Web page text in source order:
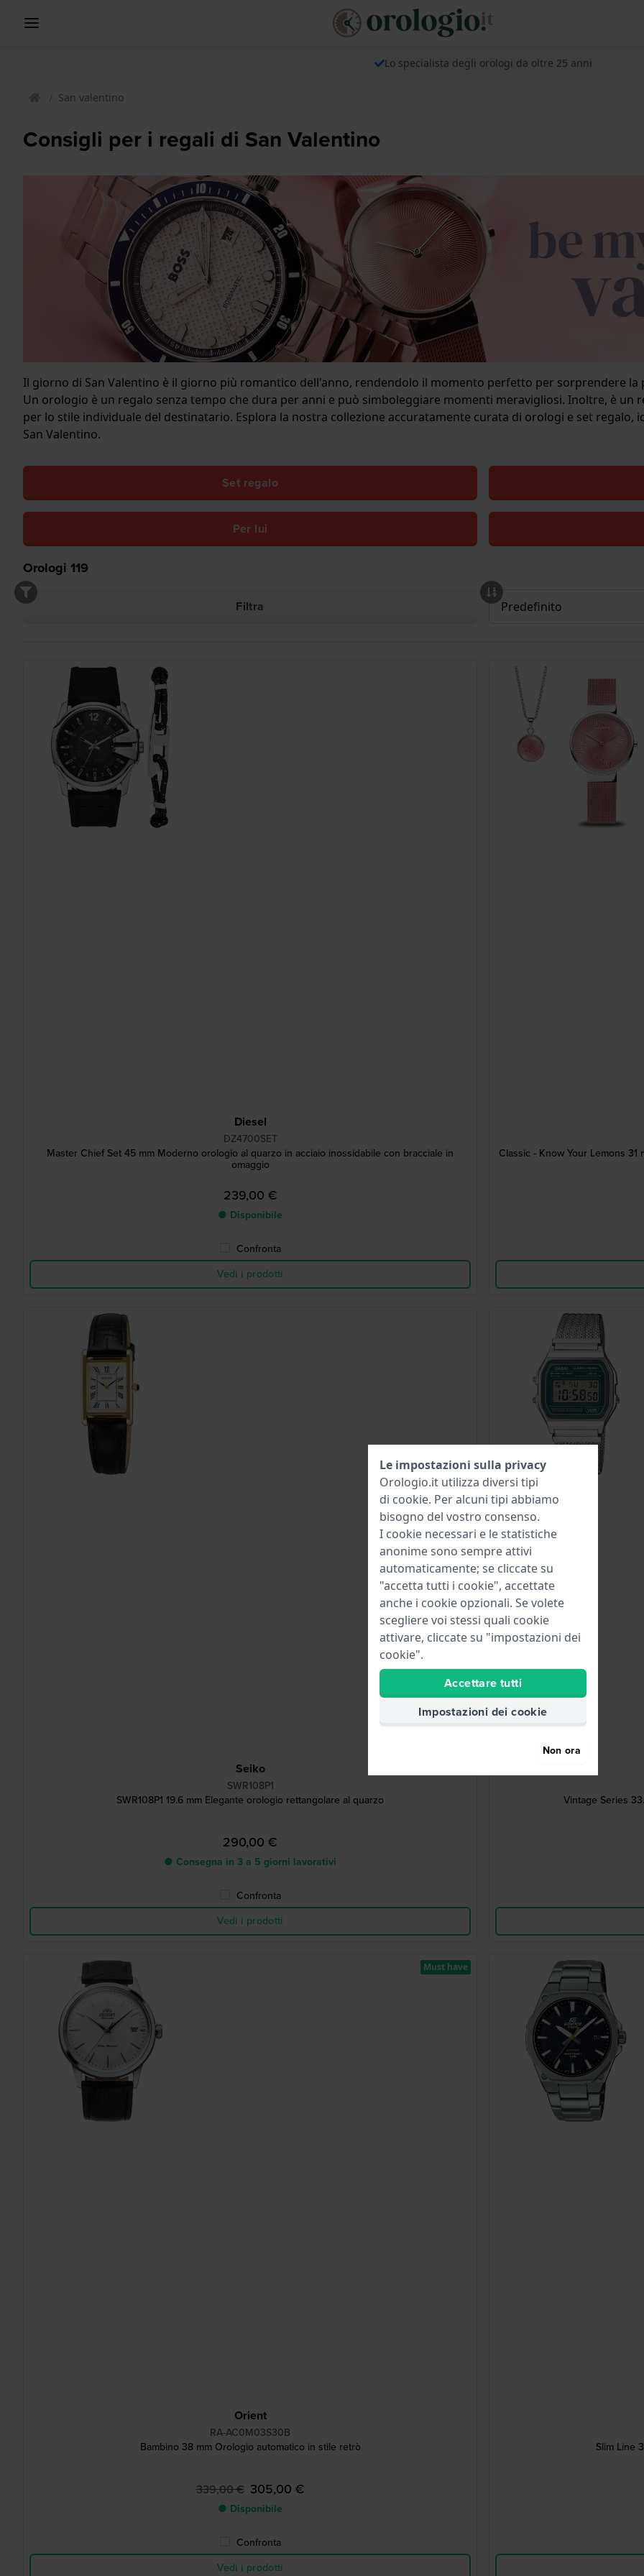
Lo specialista degli orologi da oltre 25 anni
San valentino
Consigli per i regali di San Valentino
Il giorno di San Valentino è il giorno più romantico dell'anno, rendendolo il momento perfetto per sorprendere
Un orologio è un regalo senza tempo che dura per anni e può simboleggiare momenti meravigliosi. Inoltre, è
per lo stile individuale del destinatario. Esplora la nostra collezione accuratamente curata di orologi e set regalo,
San Valentino.
Set regalo
Per lui
Orologi 119
Filtra
Diesel
DZ4700SET
Master Chief Set 45 mm Moderno orologio al quarzo in acciaio inossidabile con bracciale in
omaggio
239,00 €
● Disponibile
Confronta
Vedi i prodotti
Classic - Know Your Lemons
Seiko
SWR108P1
SWR108P1 19.6 mm Elegante orologio rettangolare al quarzo
290,00 €
● Consegna in 3 a 5 giorni lavorativi
Confronta
Vedi i prodotti
Vintage Series
Orient
RA-AC0M03S30B
Bambino 38 mm Orologio automatico in stile retrò
339,00 € 305,00 €
● Disponibile
Confronta
Vedi i prodotti
Must have
Slim Line
Le impostazioni sulla privacy
Orologio.it utilizza diversi tipi
di cookie. Per alcuni tipi abbiamo
bisogno del vostro consenso.
I cookie necessari e le statistiche
anonime sono sempre attivi
automaticamente; se cliccate su
"accetta tutti i cookie", accettate
anche i cookie opzionali. Se volete
scegliere voi stessi quali cookie
attivare, cliccate su "impostazioni dei
cookie".
Accettare tutti
Impostazioni dei cookie
Non ora